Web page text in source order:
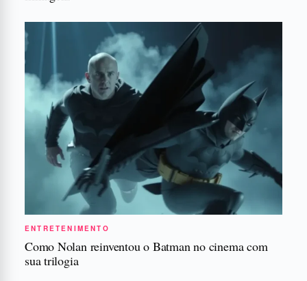
ENTRETENIMENTO
Como Nolan reinventou o Batman no cinema com
sua trilogia